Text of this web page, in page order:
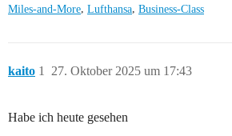
Miles-and-More, Lufthansa, Business-Class
kaito 27. Oktober 2025 um 17:43
1
Habe ich heute gesehen